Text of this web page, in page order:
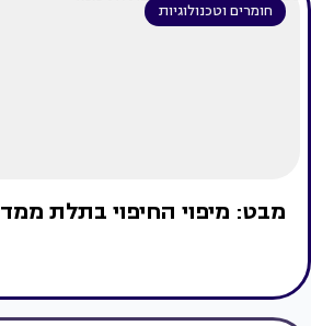
חומרים וטכנולוגיות
מבט: מיפוי החיפוי בתלת ממד